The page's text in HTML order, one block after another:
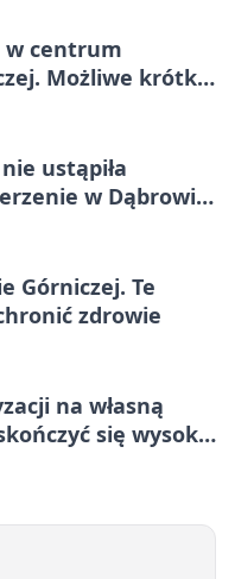
w centrum
Możliwe krótkie
ustąpiła
w Dąbrowie
Górniczej. Te
zdrowie
na własną
się wysoką